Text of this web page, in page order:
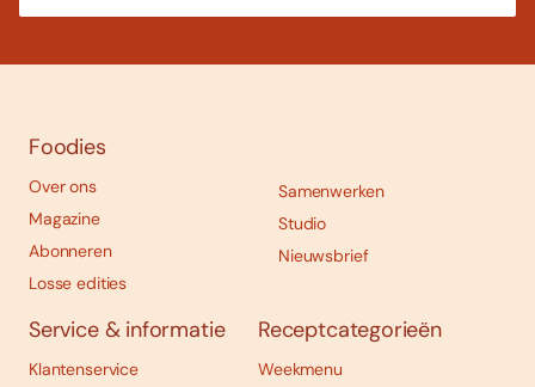
Foodies
Over ons
Magazine
Abonneren
Losse edities
Samenwerken
Studio
Nieuwsbrief
Service & informatie
Klantenservice
Receptcategorieën
Weekmenu